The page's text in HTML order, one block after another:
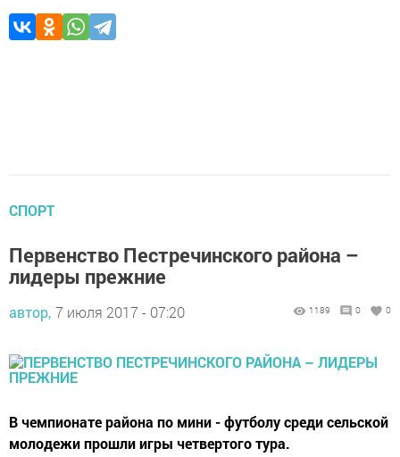
СПОРТ
Первенство Пестречинского района –
лидеры прежние
автор, 7 июля 2017 - 07:20 1189 0 0
В чемпионате района по мини - футболу среди сельской
молодежи прошли игры четвертого тура.